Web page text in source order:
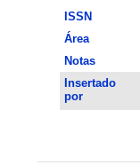
ISSN
Área
Notas
Insertado
por